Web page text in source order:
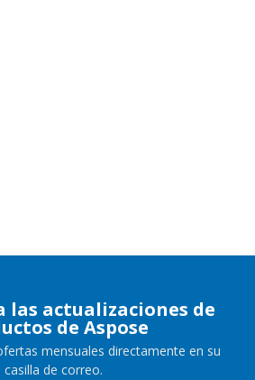
las actualizaciones de
de Aspose
mensuales directamente en su
casilla de correo.